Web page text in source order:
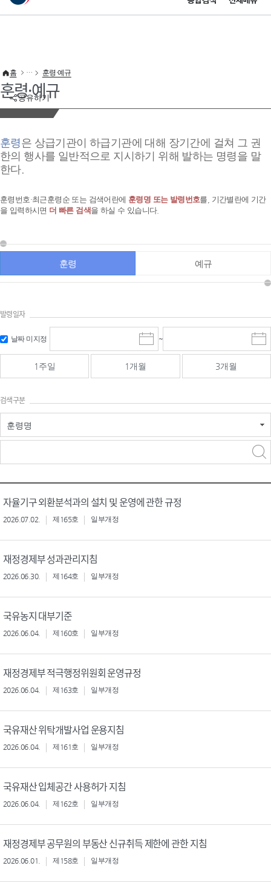
이 누리집은 대한민국 공식 전자정부 누리집입니다.
공유하기
홈 훈령·예규
훈령·예규
훈령은 상급기관이 하급기관에 대해 장기간에 걸쳐 그 권
한의 행사를 일반적으로 지시하기 위해 발하는 명령을 말
한다.
훈령번호·최근훈령순 또는 검색어란에 훈령명 또는 발령번호를, 기간별란에 기간
을 입력하시면 더 빠른 검색 을 하실 수 있습니다.
훈령 예규
발령일자
날짜 미지정
시
작
일
선
~
마
감
선
1주일 1개월 3개월
검색구분
훈령명
자율기구 외환분석과의 설치 및 운영에 관한 규정
2026.07.02. 제165호 일부개정
재정경제부 성과관리지침
2026.06.30. 제164호 일부개정
국유농지 대부기준
2026.06.04. 제160호 일부개정
재정경제부 적극행정위원회 운영규정
2026.06.04. 제163호 일부개정
국유재산 위탁개발사업 운용지침
2026.06.04. 제161호 일부개정
국유재산 입체공간 사용허가 지침
2026.06.04. 제162호 일부개정
재정경제부 공무원의 부동산 신규취득 제한에 관한 지침
2026.06.01. 제158호 일부개정